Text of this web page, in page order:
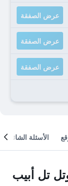
عرض الصفقة
عرض الصفقة
عرض الصفقة
الأسئلة الشائعة
تل أبيب